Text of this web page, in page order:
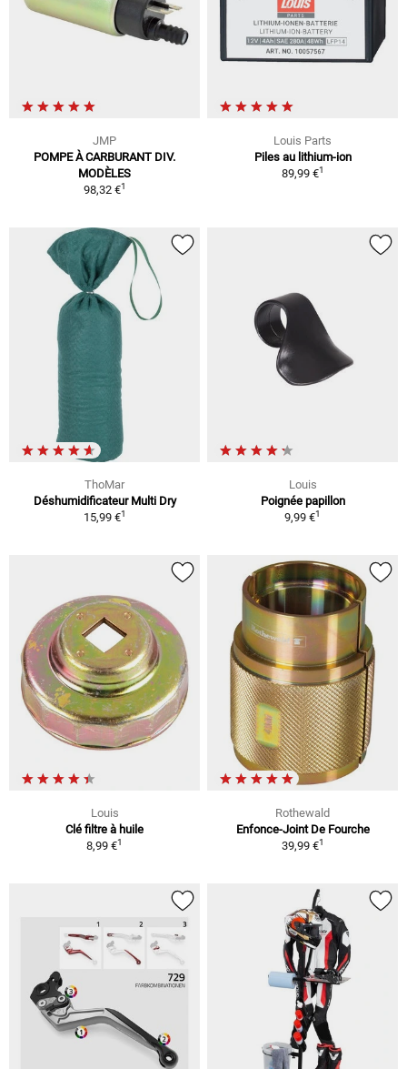
JMP
POMPE À CARBURANT DIV.
MODÈLES
98,32 €1
Louis Parts
Piles au lithium-ion
89,99 €1
ThoMar
Déshumidificateur Multi Dry
15,99 €1
Louis
Poignée papillon
9,99 €1
Louis
Clé filtre à huile
8,99 €1
Rothewald
Enfonce-Joint De Fourche
39,99 €1